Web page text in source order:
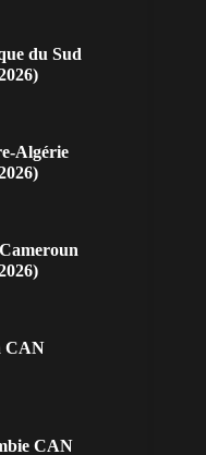
du Sud
Algérie
CAN
CAN